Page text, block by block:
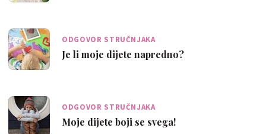
ODGOVOR STRUČNJAKA
Je li moje dijete napredno?
ODGOVOR STRUČNJAKA
Moje dijete boji se svega!